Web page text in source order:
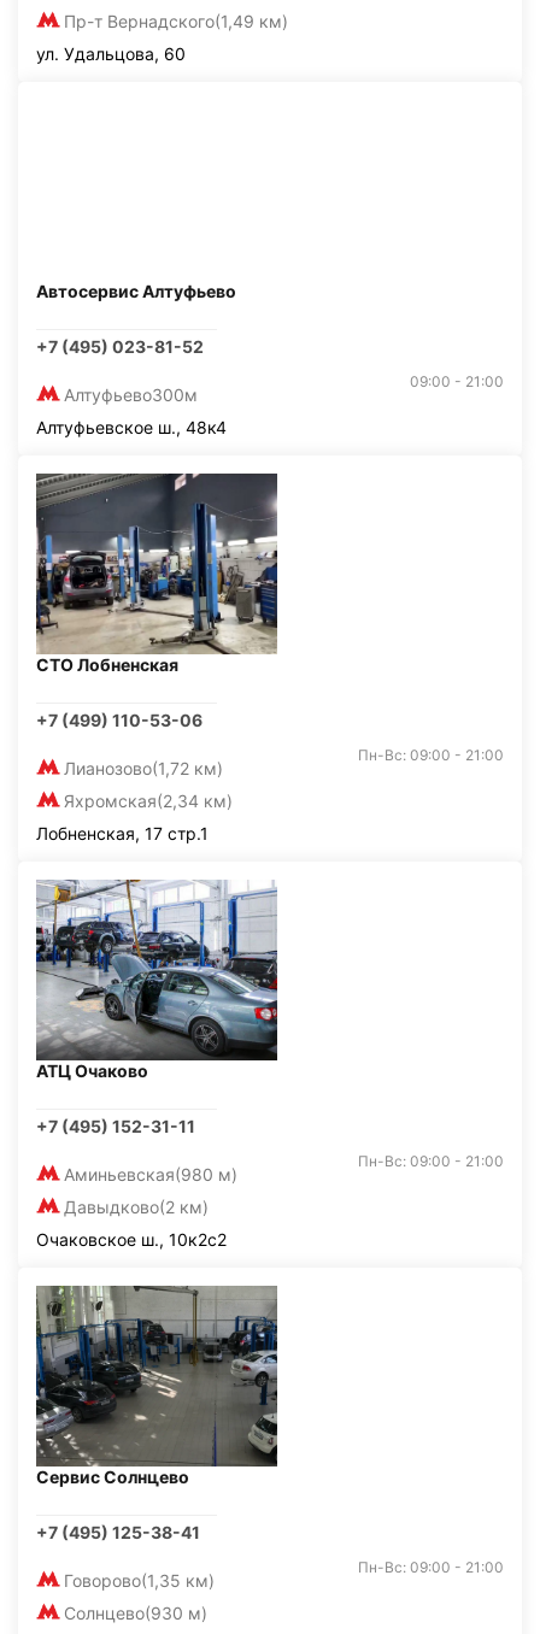
Пр-т Вернадского(1,49 км)
ул. Удальцова, 60
Автосервис Алтуфьево
+7 (495) 023-81-52
Алтуфьево300м
09:00 - 21:00
Алтуфьевское ш., 48к4
СТО Лобненская
+7 (499) 110-53-06
Лианозово(1,72 км)
Яхромская(2,34 км)
Пн-Вс: 09:00 - 21:00
Лобненская, 17 стр.1
АТЦ Очаково
+7 (495) 152-31-11
Аминьевская(980 м)
Давыдково(2 км)
Пн-Вс: 09:00 - 21:00
Очаковское ш., 10к2с2
Сервис Солнцево
+7 (495) 125-38-41
Говорово(1,35 км)
Солнцево(930 м)
Пн-Вс: 09:00 - 21:00